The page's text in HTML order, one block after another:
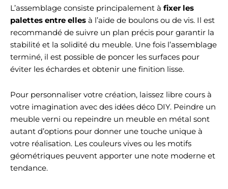
L’assemblage consiste principalement à fixer les
palettes entre elles à l’aide de boulons ou de vis. Il est
recommandé de suivre un plan précis pour garantir la
stabilité et la solidité du meuble. Une fois l’assemblage
terminé, il est possible de poncer les surfaces pour
éviter les échardes et obtenir une finition lisse.
Pour personnaliser votre création, laissez libre cours à
votre imagination avec des idées déco DIY. Peindre un
meuble verni ou repeindre un meuble en métal sont
autant d’options pour donner une touche unique à
votre réalisation. Les couleurs vives ou les motifs
géométriques peuvent apporter une note moderne et
tendance.